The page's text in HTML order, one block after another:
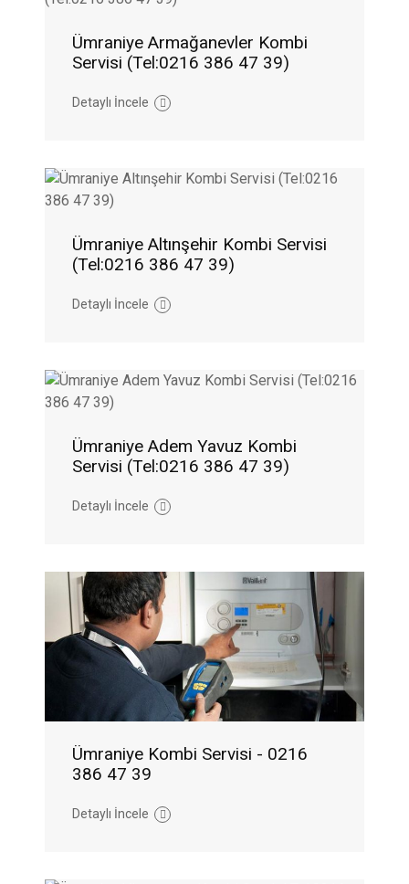
Ümraniye Armağanevler Kombi
Servisi (Tel:0216 386 47 39)
Detaylı İncele
Ümraniye Altınşehir Kombi Servisi
(Tel:0216 386 47 39)
Detaylı İncele
Ümraniye Adem Yavuz Kombi
Servisi (Tel:0216 386 47 39)
Detaylı İncele
Ümraniye Kombi Servisi - 0216
386 47 39
Detaylı İncele